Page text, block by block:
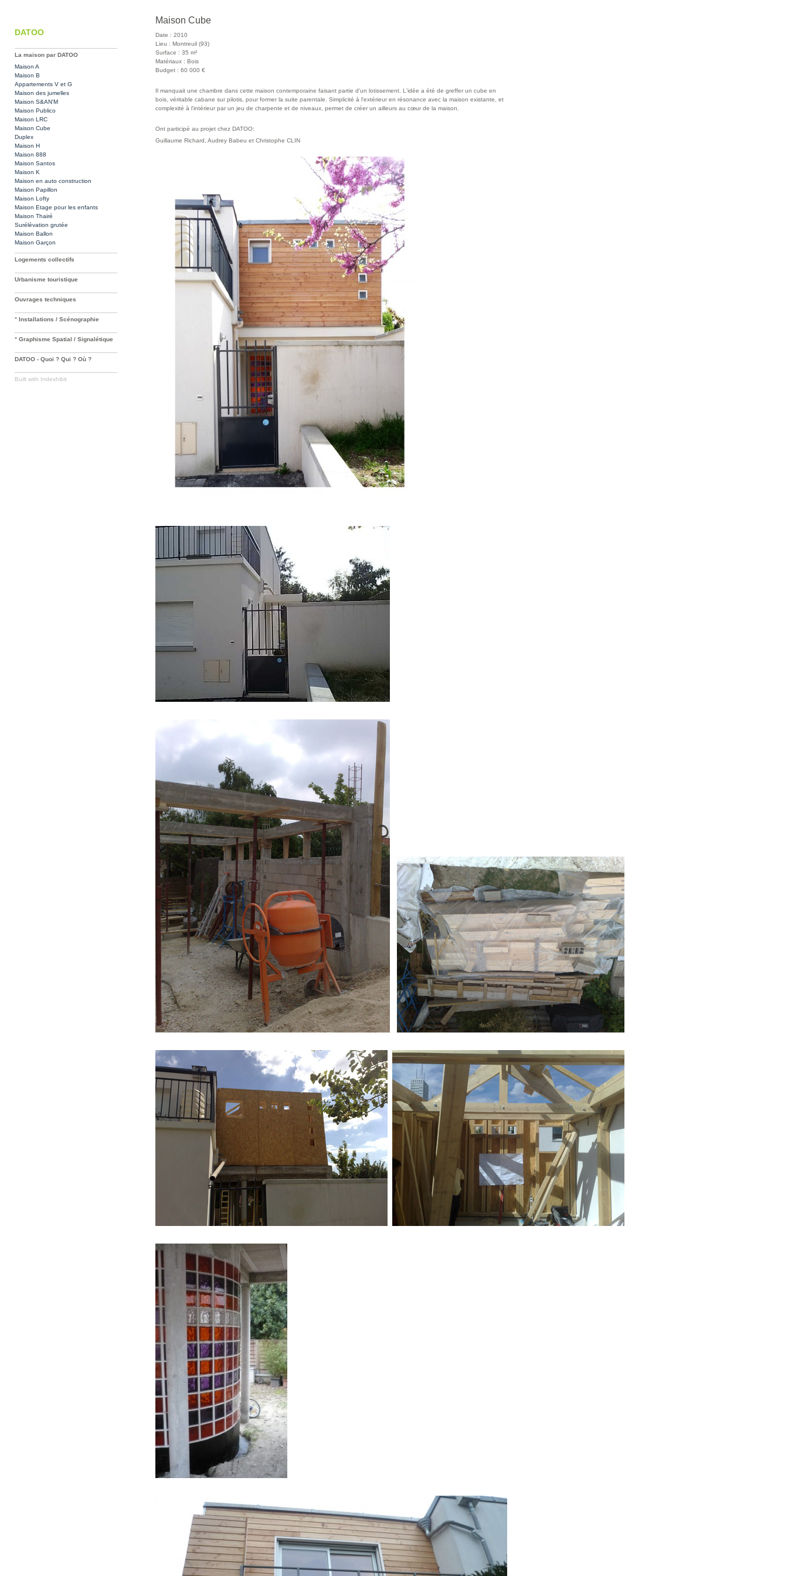
DATOO
La maison par DATOO
Maison A
Maison B
Appartements V et G
Maison des jumelles
Maison S&AN'M
Maison Publico
Maison LRC
Maison Cube
Duplex
Maison H
Maison 888
Maison Santos
Maison K
Maison en auto construction
Maison Papillon
Maison Lofty
Maison Etage pour les enfants
Maison Thairé
Surélévation grutée
Maison Ballon
Maison Garçon
Logements collectifs
Urbanisme touristique
Ouvrages techniques
° Installations / Scénographie
° Graphisme Spatial / Signalétique
DATOO - Quoi ? Qui ? Où ?
Built with Indexhibit
Maison Cube
Date : 2010
Lieu : Montreuil (93)
Surface : 35 m²
Matériaux : Bois
Budget : 60 000 €
Il manquait une chambre dans cette maison contemporaine faisant partie d'un lotissement. L'idée a été de greffer un cube en
bois, véritable cabane sur pilotis, pour former la suite parentale. Simplicité à l'extérieur en résonance avec la maison existante, et
complexité à l'intérieur par un jeu de charpente et de niveaux, permet de créer un ailleurs au cœur de la maison.
Ont participé au projet chez DATOO:
Guillaume Richard, Audrey Babeu et Christophe CLIN